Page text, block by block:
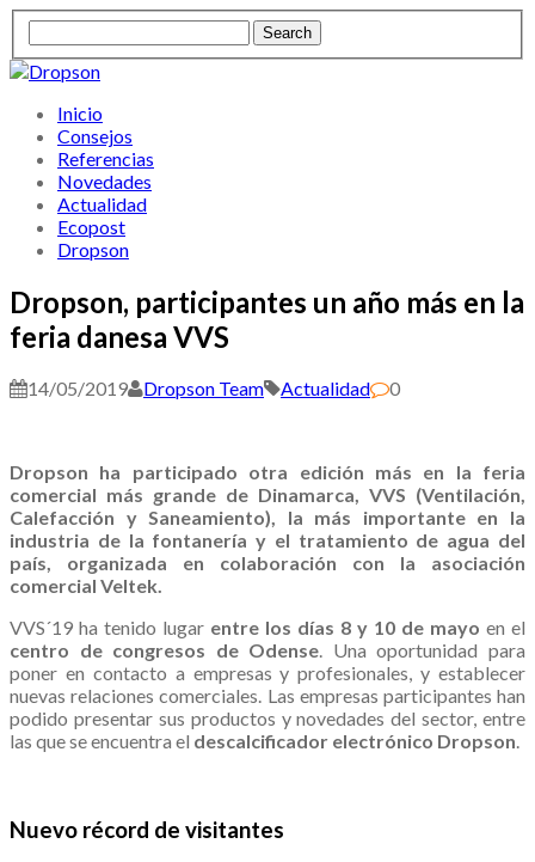
Inicio
Consejos
Referencias
Novedades
Actualidad
Ecopost
Dropson
Dropson, participantes un año más en la
feria danesa VVS
14/05/2019 Dropson Team Actualidad 0
Dropson ha participado otra edición más en la feria
comercial más grande de Dinamarca, VVS (Ventilación,
Calefacción y Saneamiento), la más importante en la
industria de la fontanería y el tratamiento de agua del
país, organizada en colaboración con la asociación
comercial Veltek.
VVS´19 ha tenido lugar entre los días 8 y 10 de mayo en el
centro de congresos de Odense. Una oportunidad para
poner en contacto a empresas y profesionales, y establecer
nuevas relaciones comerciales. Las empresas participantes han
podido presentar sus productos y novedades del sector, entre
las que se encuentra el descalcificador electrónico Dropson.
Nuevo récord de visitantes